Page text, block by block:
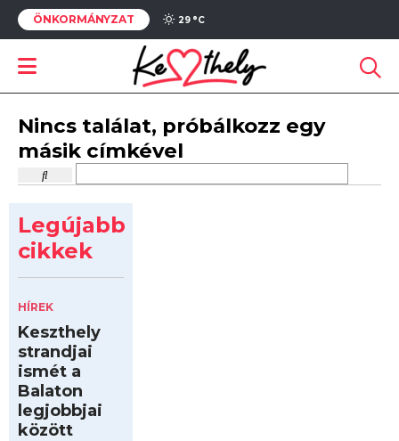
ÖNKORMÁNYZAT 29 °C
Nincs találat, próbálkozz egy
másik címkével
Legújabb
cikkek
HÍREK
Keszthely
strandjai
ismét a
Balaton
legjobbjai
között